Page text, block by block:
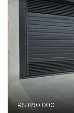
R$ 890.000